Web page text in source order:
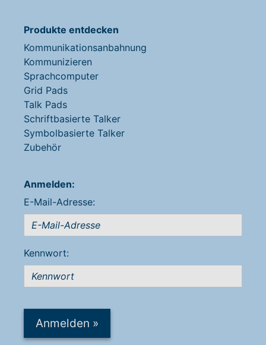
Produkte entdecken
Kommunikationsanbahnung
Kommunizieren
Sprachcomputer
Grid Pads
Talk Pads
Schriftbasierte Talker
Symbolbasierte Talker
Zubehör
Anmelden:
E-Mail-Adresse:
Kennwort:
Anmelden »